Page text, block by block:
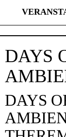
Hauptnavigation
springen
Inhalt
springen
DAYS
DAYS